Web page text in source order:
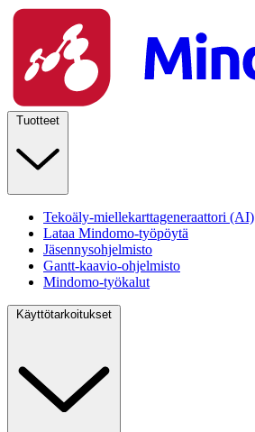
Tuotteet
Tekoäly-miellekarttageneraattori (AI)
Lataa Mindomo-työpöytä
Jäsennysohjelmisto
Gantt-kaavio-ohjelmisto
Mindomo-työkalut
Käyttötarkoitukset